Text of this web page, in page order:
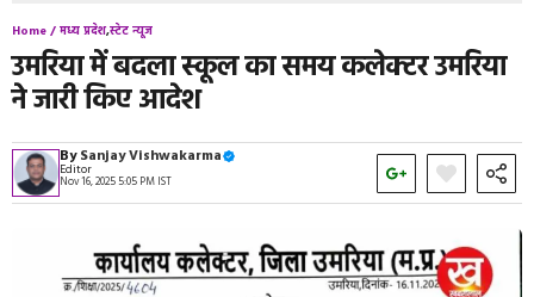
Home /मध्य प्रदेश,स्टेट न्यूज
उमरिया में बदला स्कूल का समय कलेक्टर उमरिया
ने जारी किए आदेश
BySanjay Vishwakarma
Editor
Nov 16, 2025 5:05 PM IST